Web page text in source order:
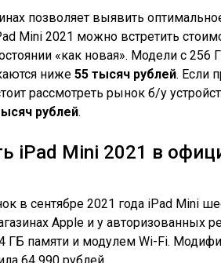
позволяет выявить
Mini 2021 можно встретить
«как новая». Модели с 256
ниже 55 тысяч рублей. Если
рассмотреть рынок б/у
рублей.
iPad Mini 2021 в
в сентябре 2021 года iPad Mini
Apple и у авторизованных
ГБ памяти и модулем Wi-Fi.